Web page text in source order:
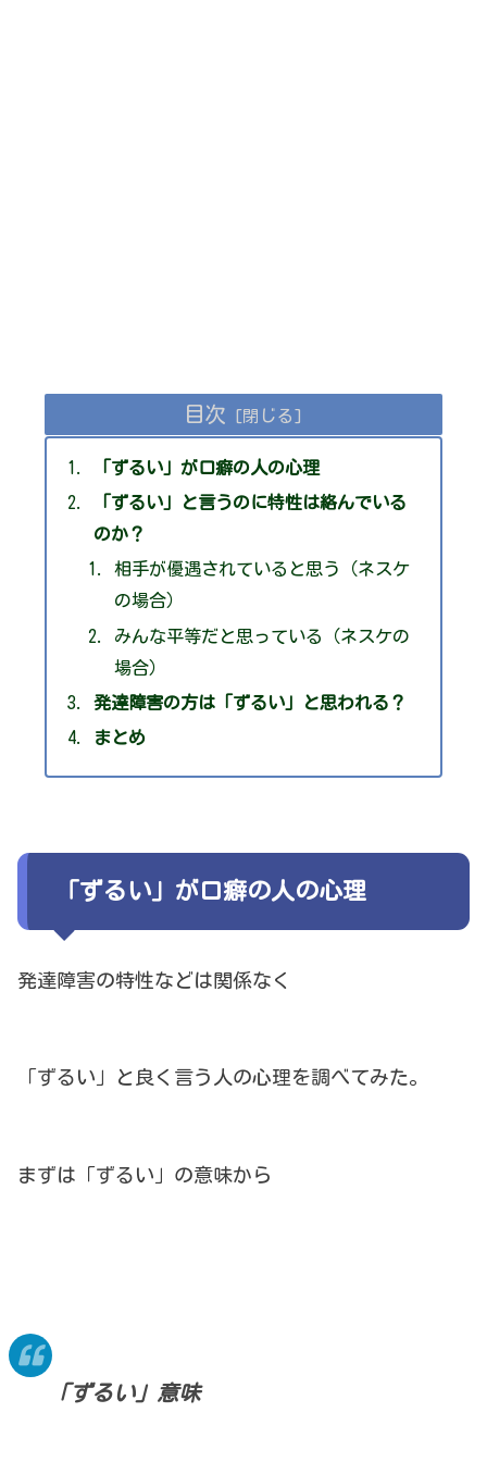
目次
「ずるい」が口癖の人の心理
「ずるい」と言うのに特性は絡んでいる
のか？
相手が優遇されていると思う（ネスケ
の場合）
みんな平等だと思っている（ネスケの
場合）
発達障害の方は「ずるい」と思われる？
まとめ
「ずるい」が口癖の人の心理
発達障害の特性などは関係なく
「ずるい」と良く言う人の心理を調べてみた。
まずは「ずるい」の意味から
「ずるい」意味